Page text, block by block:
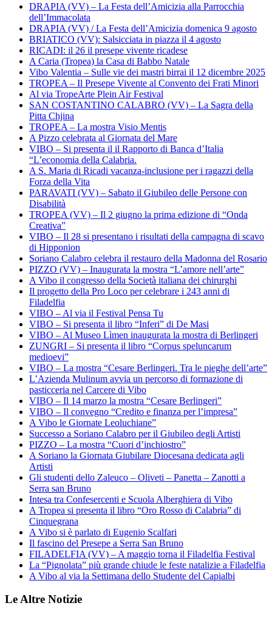
DRAPIA (VV) – La Festa dell’Amicizia alla Parrocchia
dell’Immacolata
DRAPIA (VV) / La Festa dell’Amicizia domenica 9 agosto
BRIATICO (VV): Salsicciata in piazza il 4 agosto
RICADI: il 26 il presepe vivente ricadese
A Caria (Tropea) la Casa di Babbo Natale
Vibo Valentia – Sulle vie dei mastri birrai il 12 dicembre 2025
TROPEA – Il Presepe Vivente al Convento dei Frati Minori
Al via TropeArte Plein Air Festival
SAN COSTANTINO CALABRO (VV) – La Sagra della
Pitta Chjina
TROPEA – La mostra Visio Mentis
A Pizzo celebrata al Giornata del Mare
VIBO – Si presenta il il Rapporto di Banca d’Italia
“L’economia della Calabria.
A S. Maria di Ricadi vacanza-inclusione per i ragazzi della
Forza della Vita
PARAVATI (VV) – Sabato il Giubileo delle Persone con
Disabilità
TROPEA (VV) – Il 2 giugno la prima edizione di “Onda
Creativa”
VIBO – Il 28 si presentano i risultati della campagna di scavo
di Hipponion
Soriano Calabro celebra il restauro della Madonna del Rosario
PIZZO (VV) – Inaugurata la mostra “L’amore nell’arte”
A Vibo il congresso della Società italiana dei chirurghi
Il progetto della Pro Loco per celebrare i 243 anni di
Filadelfia
VIBO – Al via il Festival Pensa Tu
VIBO – Si presenta il libro “Inferi” di De Masi
VIBO – Al Museo Lìmen inaugurata la mostra di Berlingeri
ZUNGRI – Si presenta il libro “Corpus speluncarum
medioevi”
VIBO – La mostra “Cesare Berlingeri. Tra le pieghe dell’arte”
L’Azienda Mulinum avvia un percorso di formazione di
pasticceria nel Carcere di Vibo
VIBO – Il 14 marzo la mostra “Cesare Berlingeri”
VIBO – Il convegno “Credito e finanza per l’impresa”
A Vibo le Giornate Leoluchiane”
Successo a Soriano Calabro per il Giubileo degli Artisti
PIZZO – La mostra “Cuori d’inchiostro”
A Soriano la Giornata Giubilare Diocesana dedicata agli
Artisti
Gli studenti dello Zaleuco – Oliveti – Panetta – Zanotti a
Serra san Bruno
Intesa tra Confesercenti e Scuola Alberghiera di Vibo
A Tropea si presenta il libro “Oro Rosso di Calabria” di
Cinquegrana
A Vibo si è parlato di Eugenio Scalfari
Il fascino del Presepe a Serra San Bruno
FILADELFIA (VV) – A maggio torna il Filadelfia Festival
La “Pignolata” più grande chiude le feste natalizie a Filadelfia
A Vibo al via la Settimana dello Studente del Capialbi
Le Altre Notizie